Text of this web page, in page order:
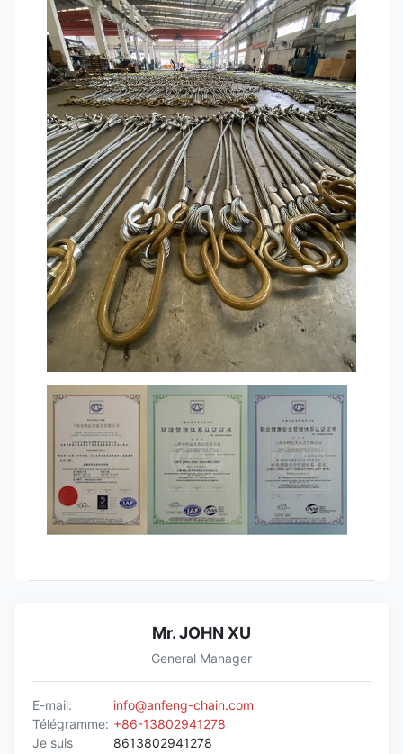
Mr. JOHN XU
General Manager
E-mail:
info@anfeng-chain.com
Télégramme: +86-13802941278
Je suis
8613802941278